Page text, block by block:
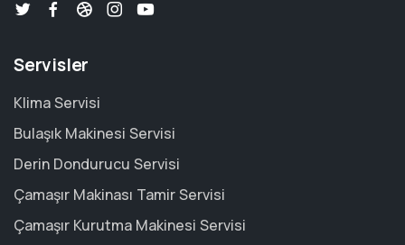
Servisler
Klima Servisi
Bulaşık Makinesi Servisi
Derin Dondurucu Servisi
Çamaşır Makinası Tamir Servisi
Çamaşır Kurutma Makinesi Servisi